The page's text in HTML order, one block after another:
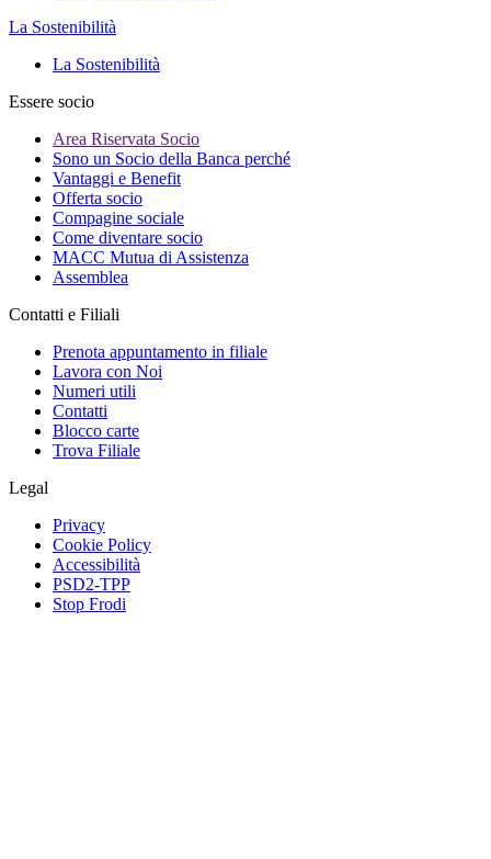
La Sostenibilità
La Sostenibilità
Essere socio
Area Riservata Socio
Sono un Socio della Banca perché
Vantaggi e Benefit
Offerta socio
Compagine sociale
Come diventare socio
MACC Mutua di Assistenza
Assemblea
Contatti e Filiali
Prenota appuntamento in filiale
Lavora con Noi
Numeri utili
Contatti
Blocco carte
Trova Filiale
Legal
Privacy
Cookie Policy
Accessibilità
PSD2-TPP
Stop Frodi